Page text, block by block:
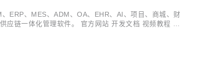
ERP、MES、ADM、OA、EHR、AI、项目、商城、财
应链一体化管理软件。 官方网站 开发文档 视频教程 功